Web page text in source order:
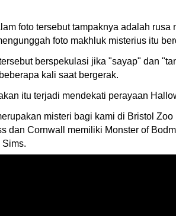
foto tersebut tampaknya adalah
foto makhluk misterius itu
berspekulasi jika "sayap" dan
kali saat bergerak.
itu terjadi mendekati perayaan
misteri bagi kami di Bristol
dan Cornwall memiliki Monster of